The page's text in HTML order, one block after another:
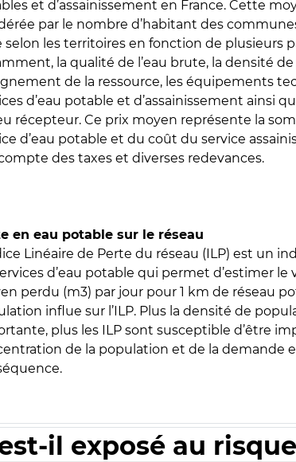
et d’assainissement en France. Cette
par le nombre d’habitant des
selon les territoires en fonction de plusieurs
la qualité de l’eau brute, la densité
de la ressource, les équipements
d’eau potable et d’assainissement ainsi
récepteur. Ce prix moyen représente la
d’eau potable et du coût du service
des taxes et diverses redevances.
en eau potable sur le réseau
Linéaire de Perte du réseau (ILP) est un
d’eau potable qui permet d’estimer le
perdu (m3) par jour pour 1 km de réseau
influe sur l’ILP. Plus la densité de
plus les ILP sont susceptible d’être
de la population et de la demande
il exposé au